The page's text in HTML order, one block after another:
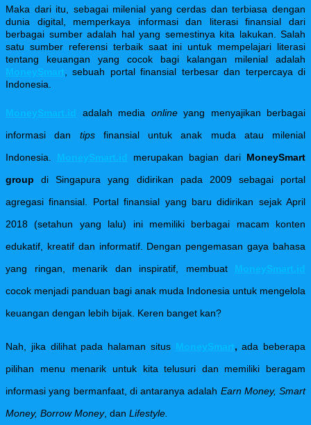
Maka dari itu, sebagai milenial yang cerdas dan terbiasa dengan
dunia digital, memperkaya informasi dan literasi finansial dari
berbagai sumber adalah hal yang semestinya kita lakukan. Salah
satu sumber referensi terbaik saat ini untuk mempelajari literasi
tentang keuangan yang cocok bagi kalangan milenial adalah
MoneySmart, sebuah portal finansial terbesar dan terpercaya di
Indonesia.
MoneySmart.id adalah media onlineyang menyajikan berbagai
informasi dan tipsfinansial untuk anak muda atau milenial
Indonesia. MoneySmart.id merupakan bagian dari MoneySmart
group di Singapura yang didirikan pada 2009 sebagai portal
agregasi finansial. Portal finansial yang baru didirikan sejak April
2018 (setahun yang lalu) ini memiliki berbagai macam konten
edukatif, kreatif dan informatif. Dengan pengemasan gaya bahasa
yang ringan, menarik dan inspiratif, membuat MoneySmart.id
cocok menjadi panduan bagi anak muda Indonesia untuk mengelola
keuangan dengan lebih bijak. Keren banget kan?
Nah, jika dilihat pada halaman situs MoneySmart, ada beberapa
pilihan menu menarik untuk kita telusuri dan memiliki beragam
informasi yang bermanfaat, di antaranya adalah Earn Money, Smart
Money, Borrow Money, dan Lifestyle.